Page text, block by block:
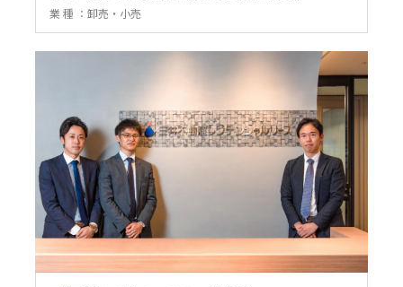
業 種
卸売・小売